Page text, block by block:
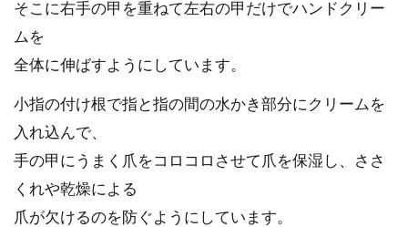
そこに右手の甲を重ねて左右の甲だけでハンドクリー
ムを
全体に伸ばすようにしています。
小指の付け根で指と指の間の水かき部分にクリームを
入れ込んで、
手の甲にうまく爪をコロコロさせて爪を保湿し、ささ
くれや乾燥による
爪が欠けるのを防ぐようにしています。